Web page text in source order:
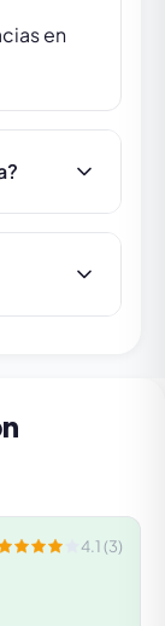
en
4.1 (3)